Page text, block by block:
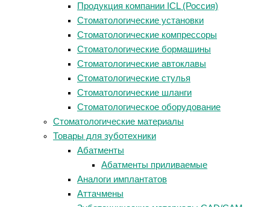
Продукция компании ICL (Россия)
Стоматологические установки
Стоматологические компрессоры
Стоматологические бормашины
Стоматологические автоклавы
Стоматологические стулья
Стоматологические шланги
Стоматологическое оборудование
Стоматологические материалы
Товары для зуботехники
Абатменты
Абатменты приливаемые
Аналоги имплантатов
Аттачмены